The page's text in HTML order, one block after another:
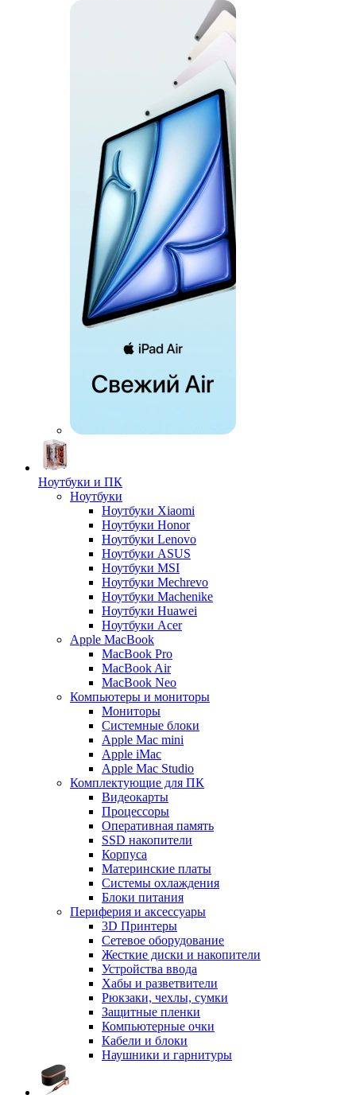
Ноутбуки и ПК
Ноутбуки
Ноутбуки Xiaomi
Ноутбуки Honor
Ноутбуки Lenovo
Ноутбуки ASUS
Ноутбуки MSI
Ноутбуки Mechrevo
Ноутбуки Machenike
Ноутбуки Huawei
Ноутбуки Acer
Apple MacBook
MacBook Pro
MacBook Air
MacBook Neo
Компьютеры и мониторы
Мониторы
Системные блоки
Apple Mac mini
Apple iMac
Apple Mac Studio
Комплектующие для ПК
Видеокарты
Процессоры
Оперативная память
SSD накопители
Корпуса
Материнские платы
Системы охлаждения
Блоки питания
Периферия и аксессуары
3D Принтеры
Сетевое оборудование
Жесткие диски и накопители
Устройства ввода
Хабы и разветвители
Рюкзаки, чехлы, сумки
Защитные пленки
Компьютерные очки
Кабели и блоки
Наушники и гарнитуры